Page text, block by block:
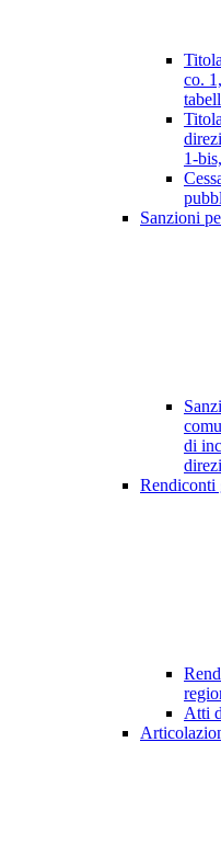
co.
1-
Sanzioni
di
Rendiconti
Atti